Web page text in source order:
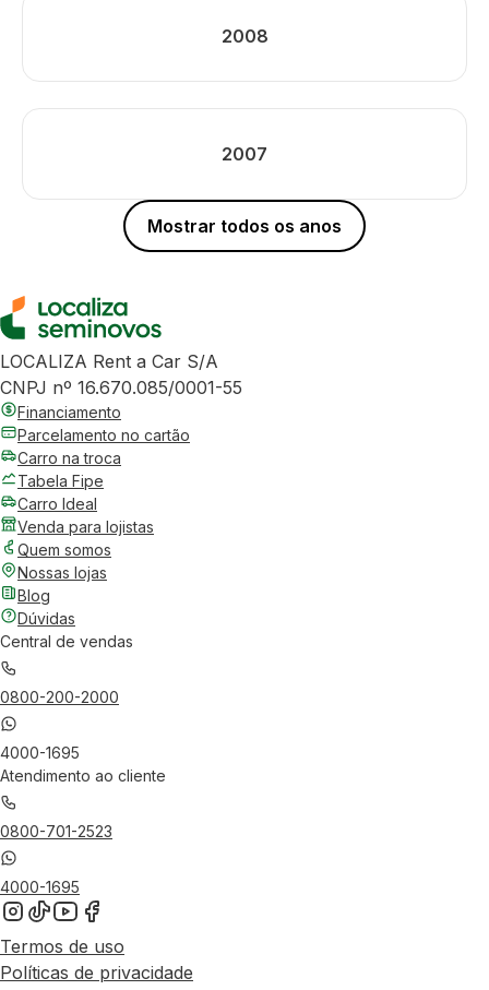
2008
2007
Mostrar todos os anos
LOCALIZA Rent a Car S/A
CNPJ nº 16.670.085/0001-55
Financiamento
Parcelamento no cartão
Carro na troca
Tabela Fipe
Carro Ideal
Venda para lojistas
Quem somos
Nossas lojas
Blog
Dúvidas
Central de vendas
0800-200-2000
4000-1695
Atendimento ao cliente
0800-701-2523
4000-1695
Termos de uso
Políticas de privacidade